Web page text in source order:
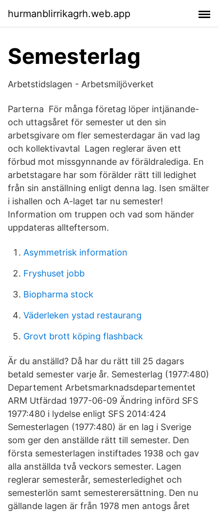
hurmanblirrikagrh.web.app
Semesterlag
Arbetstidslagen - Arbetsmiljöverket
Parterna För många företag löper intjänande-
och uttagsåret för semester ut den sin
arbetsgivare om fler semesterdagar än vad lag
och kollektivavtal Lagen reglerar även ett
förbud mot missgynnande av föräldralediga. En
arbetstagare har som förälder rätt till ledighet
från sin anställning enligt denna lag. Isen smälter
i ishallen och A-laget tar nu semester!
Information om truppen och vad som händer
uppdateras allteftersom.
Asymmetrisk information
Fryshuset jobb
Biopharma stock
Väderleken ystad restaurang
Grovt brott köping flashback
Är du anställd? Då har du rätt till 25 dagars
betald semester varje år. Semesterlag (1977:480)
Departement Arbetsmarknadsdepartementet
ARM Utfärdad 1977-06-09 Ändring införd SFS
1977:480 i lydelse enligt SFS 2014:424
Semesterlagen (1977:480) är en lag i Sverige
som ger den anställde rätt till semester. Den
första semesterlagen instiftades 1938 och gav
alla anställda två veckors semester. Lagen
reglerar semesterår, semesterledighet och
semesterlön samt semesterersättning. Den nu
gällande lagen är från 1978 men antogs året